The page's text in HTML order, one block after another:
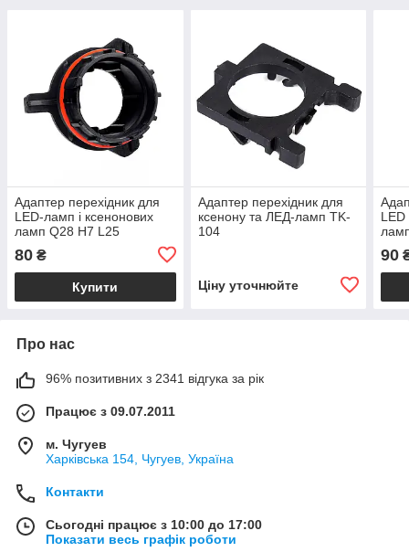
Адаптер перехідник для
LED-ламп і ксенонових
ламп Q28 Н7 L25
80 ₴
Купити
Адаптер перехідник для
ксенону та ЛЕД-ламп TK-
104
Ціну уточнюйте
LED
90
Про нас
96% позитивних з 2341 відгука за рік
Працює з 09.07.2011
м. Чугуев
Харківська 154, Чугуев, Україна
Контакти
Сьогодні працює з 10:00 до 17:00
Показати весь графік роботи